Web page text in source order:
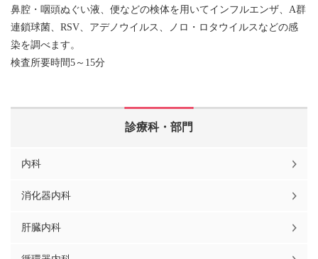
鼻腔・咽頭ぬぐい液、便などの検体を用いてインフルエンザ、A群
連鎖球菌、RSV、アデノウイルス、ノロ・ロタウイルスなどの感
染を調べます。
検査所要時間5～15分
診療科・部門
内科
消化器内科
肝臓内科